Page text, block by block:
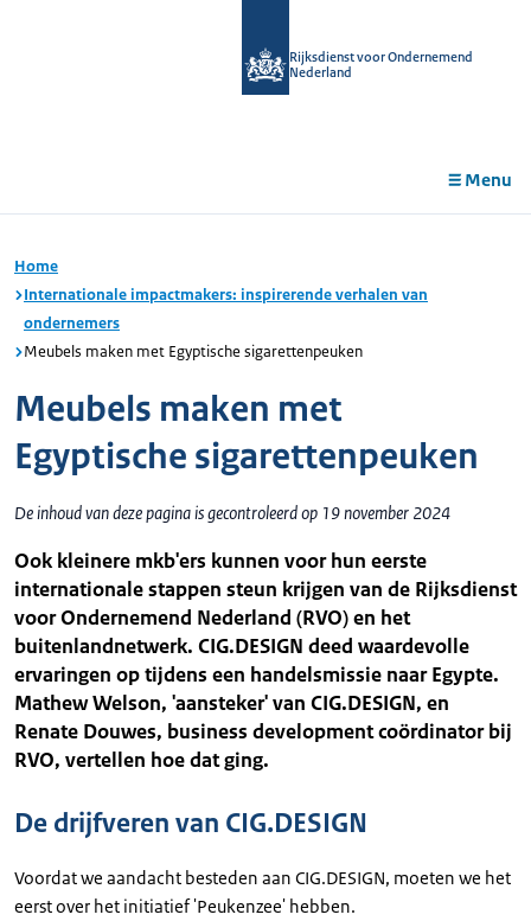
Rijksdienst voor Ondernemend
Nederland
Menu
Home
Internationale impactmakers: inspirerende verhalen van
ondernemers
Meubels maken met Egyptische sigarettenpeuken
Meubels maken met
Egyptische sigarettenpeuken
De inhoud van deze pagina is gecontroleerd op 19 november 2024
Ook kleinere mkb'ers kunnen voor hun eerste
internationale stappen steun krijgen van de Rijksdienst
voor Ondernemend Nederland (RVO) en het
buitenlandnetwerk. CIG.DESIGN deed waardevolle
ervaringen op tijdens een handelsmissie naar Egypte.
Mathew Welson, 'aansteker' van CIG.DESIGN, en
Renate Douwes, business development coördinator bij
RVO, vertellen hoe dat ging.
De drijfveren van CIG.DESIGN
Voordat we aandacht besteden aan CIG.DESIGN, moeten we het
eerst over het initiatief 'Peukenzee' hebben.